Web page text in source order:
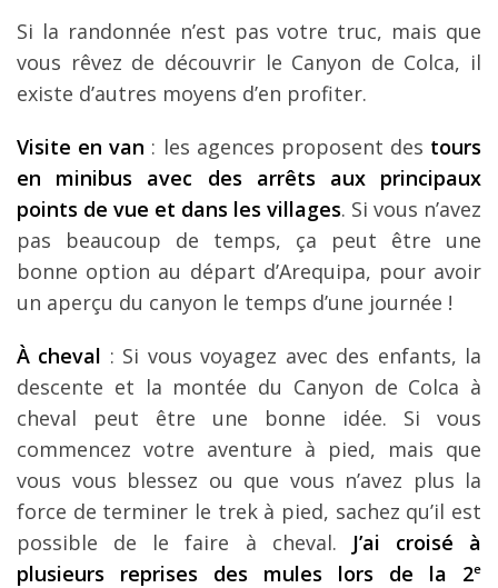
Si la randonnée n’est pas votre truc, mais que
vous rêvez de découvrir le Canyon de Colca, il
existe d’autres moyens d’en profiter.
Visite en van : les agences proposent des tours
en minibus avec des arrêts aux principaux
points de vue et dans les villages. Si vous n’avez
pas beaucoup de temps, ça peut être une
bonne option au départ d’Arequipa, pour avoir
un aperçu du canyon le temps d’une journée !
À cheval : Si vous voyagez avec des enfants, la
descente et la montée du Canyon de Colca à
cheval peut être une bonne idée. Si vous
commencez votre aventure à pied, mais que
vous vous blessez ou que vous n’avez plus la
force de terminer le trek à pied, sachez qu’il est
possible de le faire à cheval. J’ai croisé à
plusieurs reprises des mules lors de la 2e